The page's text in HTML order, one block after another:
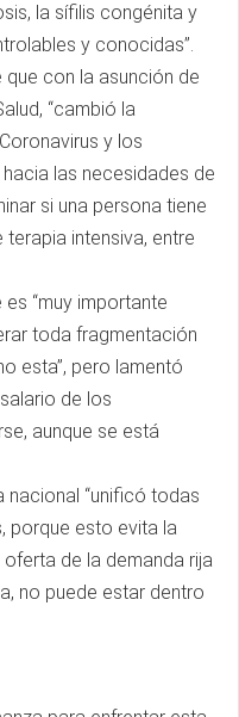
la sífilis congénita y
y conocidas”.
con la asunción de
“cambió la
y los
las necesidades de
si una persona tiene
intensiva, entre
“muy importante
toda fragmentación
esta”, pero lamentó
de los
aunque se está
nacional “unificó todas
porque esto evita la
de la demanda rija
no puede estar dentro